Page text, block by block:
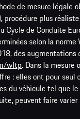
de mesure légale
plus
de Conduite
selon la norme
des
wltp. Dans la mesure
: elles ont pour
du véhicule tel que
peuvent faire